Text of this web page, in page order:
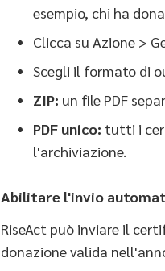
esempio, chi ha
Clicca su Azione >
Scegli il formato di
ZIP: un file PDF
PDF unico: tutti i
l'archiviazione.
Abilitare l'invio
RiseAct può inviare il
donazione valida